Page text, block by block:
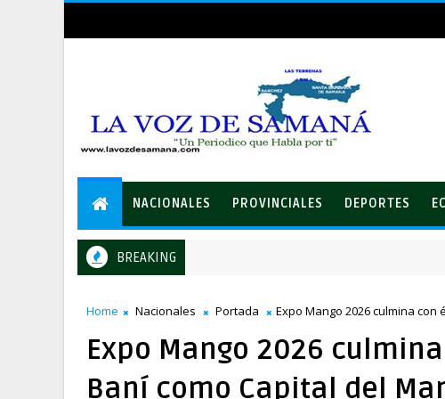
NACIONALES PROVINCIALES DEPORTES
BREAKING
Home Nacionales Portada Expo Mango 2026 culmina
Expo Mango 2026
Baní como Capital del